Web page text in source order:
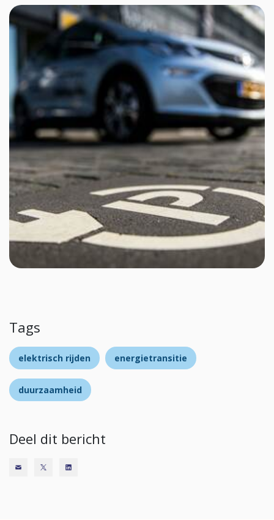
Tags
elektrisch rijden energietransitie
duurzaamheid
Deel dit bericht